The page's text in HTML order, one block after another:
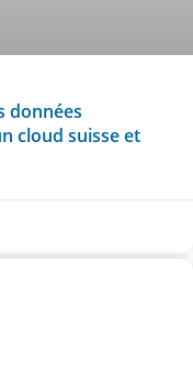
données
cloud suisse et